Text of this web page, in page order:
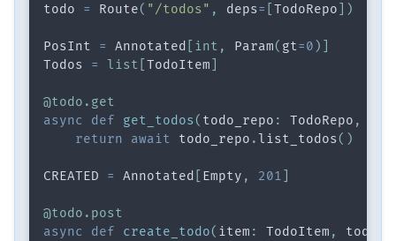
todo = Route( "/todos" , deps= TodoRepo )
PosInt = Annotated int , Param( gt=0 )
Todos = list TodoItem
@todo . get
async
def get_todos( todo_repo : TodoRepo ,
return
await todo_repo .list_todos( )
CREATED = Annotated Empty , 201
@todo . post
async
def create_todo( item : TodoItem ,